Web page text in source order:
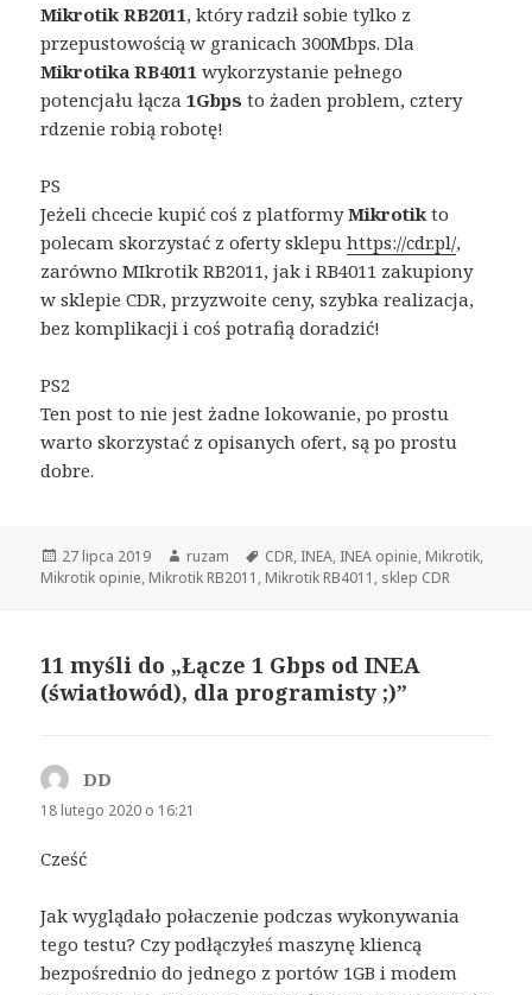
Mikrotik RB2011, który radził sobie tylko z
przepustowością w granicach 300Mbps. Dla
Mikrotika RB4011wykorzystanie pełnego
potencjału łącza1Gbpsto żaden problem, cztery
rdzenie robią robotę!
PS
Jeżeli chcecie kupić coś z platformyMikrotikto
polecam skorzystać z oferty sklepu https://cdr.pl/,
zarówno MIkrotik RB2011, jak i RB4011 zakupiony
w sklepie CDR, przyzwoite ceny, szybka realizacja,
bez komplikacji i coś potrafią doradzić!
PS2
Ten post to nie jest żadne lokowanie, po prostu
warto skorzystać z opisanych ofert, są po prostu
dobre.
Opublikowano
27 lipca 2019 Autor
ruzam Tagi
CDR, INEA, INEA opinie, Mikrotik,
Mikrotik opinie, Mikrotik RB2011 , Mikrotik RB4011 , sklep CDR
11 myśli do „Łącze 1 Gbps od INEA
(światłowód), dla programisty ;)”
DD
18 lutego 2020 o 16:21
Cześć
Jak wyglądało połaczenie podczas wykonywania
tego testu? Czy podłączyłeś maszynę kliencą
bezpośrednio do jednego z portów 1GB i modem